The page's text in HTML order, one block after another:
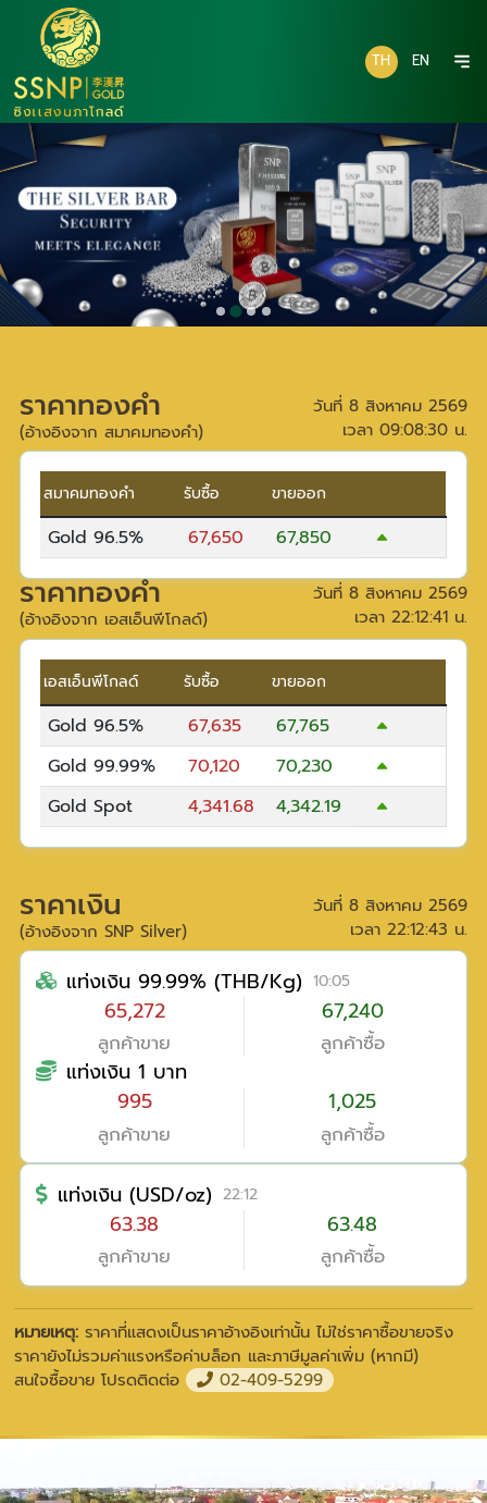
TH EN
ราคาทองคำ
(อ้างอิงจาก สมาคมทองคำ)
วันที่ 8 สิงหาคม 2569
เวลา 09:08:30น.
สมาคมทองคำ รับซื้อ ขายออก
Gold 96.5% 67,650 67,850
ราคาทองคำ
(อ้างอิงจาก เอสเอ็นพีโกลด์)
วันที่ 8 สิงหาคม 2569
เวลา 22:12:41น.
เอสเอ็นพีโกลด์ รับซื้อ ขายออก
Gold 96.5% 67,635
67,765
Gold 99.99%
70,120
70,230
Gold Spot
4,341.68 4,342.19
ราคาเงิน
(อ้างอิงจาก SNP Silver)
วันที่ 8 สิงหาคม 2569
เวลา 22:12:43 น.
แท่งเงิน 99.99% (THB/Kg) 10:05
65,272
ลูกค้าขาย
67,240
ลูกค้าซื้อ
แท่งเงิน 1 บาท
995
ลูกค้าขาย
1,025
ลูกค้าซื้อ
แท่งเงิน (USD/oz) 22:12
63.38
ลูกค้าขาย
63.48
ลูกค้าซื้อ
หมายเหตุ:ราคาที่แสดงเป็นราคาอ้างอิงเท่านั้น ไม่ใช่ราคาซื้อขายจริง
ราคายังไม่รวมค่าแรงหรือค่าบล็อก และภาษีมูลค่าเพิ่ม (หากมี)
สนใจซื้อขาย โปรดติดต่อ
02-409-5299